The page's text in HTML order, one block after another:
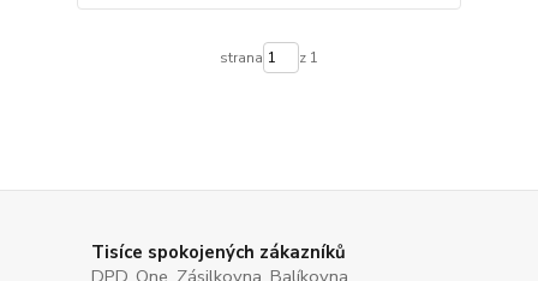
strana z 1
Tisíce spokojených zákazníků